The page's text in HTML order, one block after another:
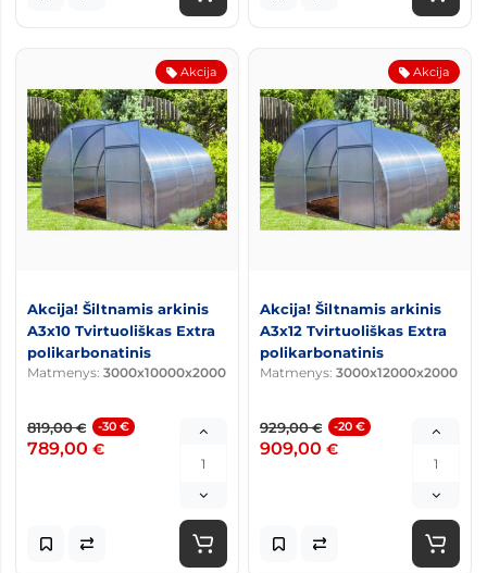
Akcija
Akcija! Šiltnamis arkinis
A3x10 Tvirtuoliškas Extra
polikarbonatinis
Matmenys: 3000x10000x2000
819,00€ -30 €
789,00 €
Akcija
Akcija! Šiltnamis arkinis
A3x12 Tvirtuoliškas Extra
polikarbonatinis
Matmenys: 3000x12000x2000
929,00€ -20 €
909,00 €